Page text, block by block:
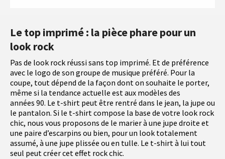
Le top imprimé : la pièce phare pour un
look rock
Pas de look rock réussi sans top imprimé. Et de préférence
avec le logo de son groupe de musique préféré. Pour la
coupe, tout dépend de la façon dont on souhaite le porter,
même si la tendance actuelle est aux modèles des
années 90. Le t-shirt peut être rentré dans le jean, la jupe ou
le pantalon. Si le t-shirt compose la base de votre look rock
chic, nous vous proposons de le marier à une jupe droite et
une paire d’escarpins ou bien, pour un look totalement
assumé, à une jupe plissée ou en tulle. Le t-shirt à lui tout
seul peut créer cet effet rock chic.